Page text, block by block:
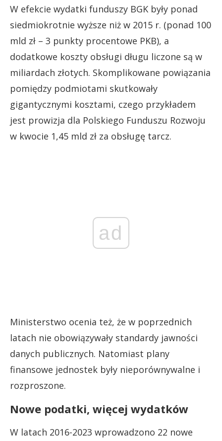
W efekcie wydatki funduszy BGK były ponad
siedmiokrotnie wyższe niż w 2015 r. (ponad 100
mld zł – 3 punkty procentowe PKB), a
dodatkowe koszty obsługi długu liczone są w
miliardach złotych. Skomplikowane powiązania
pomiędzy podmiotami skutkowały
gigantycznymi kosztami, czego przykładem
jest prowizja dla Polskiego Funduszu Rozwoju
w kwocie 1,45 mld zł za obsługę tarcz.
ad
Ministerstwo ocenia też, że w poprzednich
latach nie obowiązywały standardy jawności
danych publicznych. Natomiast plany
finansowe jednostek były nieporównywalne i
rozproszone.
Nowe podatki, więcej wydatków
W latach 2016-2023 wprowadzono 22 nowe